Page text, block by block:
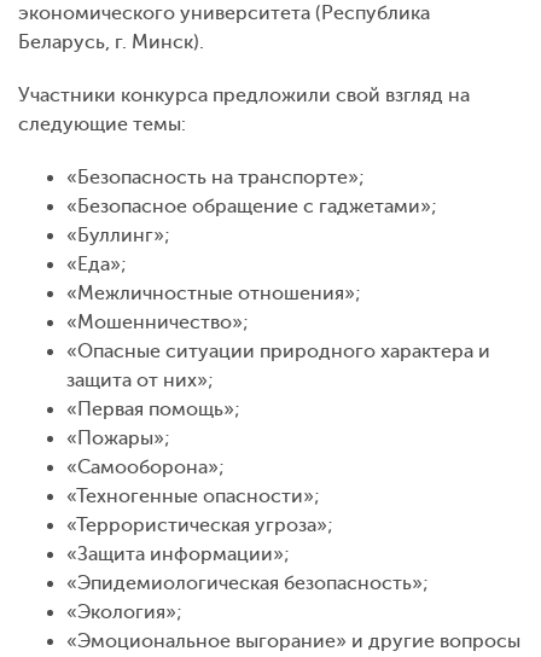
экономического университета (Республика
Беларусь, г. Минск).
Участники конкурса предложили свой взгляд на
следующие темы:
«Безопасность на транспорте»;
«Безопасное обращение с гаджетами»;
«Буллинг»;
«Еда»;
«Межличностные отношения»;
«Мошенничество»;
«Опасные ситуации природного характера и
защита от них»;
«Первая помощь»;
«Пожары»;
«Самооборона»;
«Техногенные опасности»;
«Террористическая угроза»;
«Защита информации»;
«Эпидемиологическая безопасность»;
«Экология»;
«Эмоциональное выгорание» и другие вопросы